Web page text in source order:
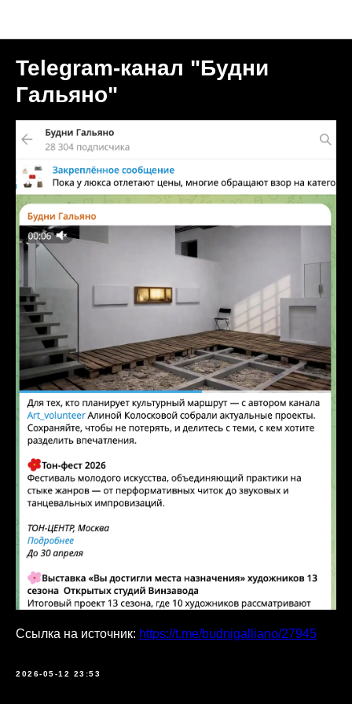
Telegram-канал "Будни
Гальяно"
Ссылка на источник: https://t.me/budnigalliano/27945
2026-05-12 23:53